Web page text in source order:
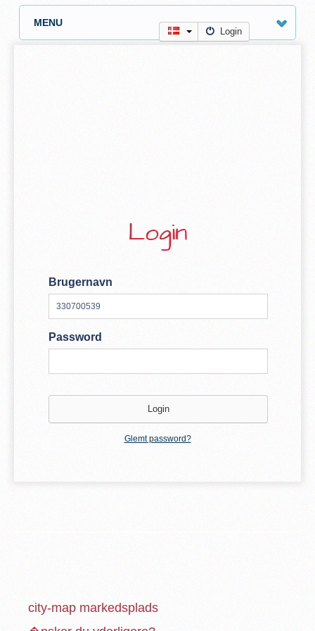
MENU
Login
Login
Brugernavn
Password
Glemt password?
city-map markedsplads